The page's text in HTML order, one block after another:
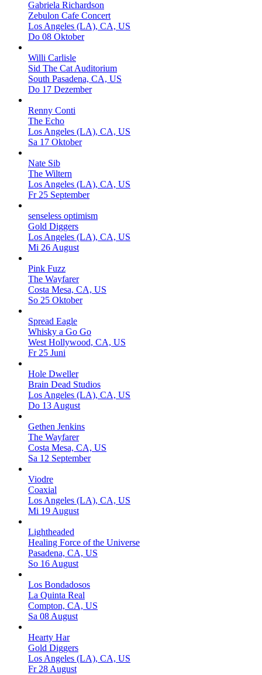
Gabriela Richardson
Zebulon Cafe Concert
Los Angeles (LA), CA, US
Do 08 Oktober
Willi Carlisle
Sid The Cat Auditorium
South Pasadena, CA, US
Do 17 Dezember
Renny Conti
The Echo
Los Angeles (LA), CA, US
Sa 17 Oktober
Nate Sib
The Wiltern
Los Angeles (LA), CA, US
Fr 25 September
senseless optimism
Gold Diggers
Los Angeles (LA), CA, US
Mi 26 August
Pink Fuzz
The Wayfarer
Costa Mesa, CA, US
So 25 Oktober
Spread Eagle
Whisky a Go Go
West Hollywood, CA, US
Fr 25 Juni
Hole Dweller
Brain Dead Studios
Los Angeles (LA), CA, US
Do 13 August
Gethen Jenkins
The Wayfarer
Costa Mesa, CA, US
Sa 12 September
Viodre
Coaxial
Los Angeles (LA), CA, US
Mi 19 August
Lightheaded
Healing Force of the Universe
Pasadena, CA, US
So 16 August
Los Bondadosos
La Quinta Real
Compton, CA, US
Sa 08 August
Hearty Har
Gold Diggers
Los Angeles (LA), CA, US
Fr 28 August